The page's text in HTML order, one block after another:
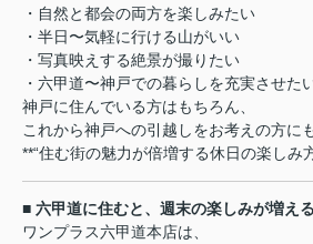
・自然と都会の両方を楽しみたい
・半日〜気軽に行ける山がいい
・写真映えする絶景が撮りたい
・六甲道〜神戸での暮らしを充実させた
神戸に住んでいる方はもちろん、
これから神戸への引越しをお考えの方に
**“住む街の魅力が倍増する休日の楽しみ方
■ 六甲道に住むと、週末の楽しみが増える
ワンプラス六甲道本店は、